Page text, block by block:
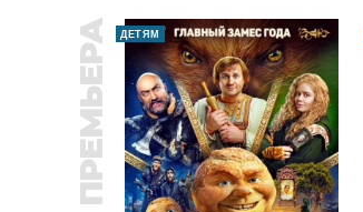
ПРЕМЬЕРА ДЕТЯМ